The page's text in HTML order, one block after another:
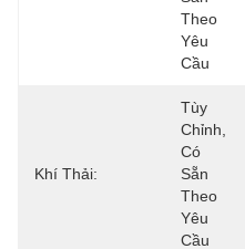
Theo
Yêu
Cầu
Khí Thải:
Tùy
Chỉnh,
Có
Sẵn
Theo
Yêu
Cầu